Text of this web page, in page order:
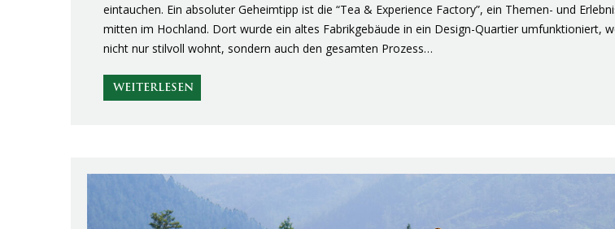
eintauchen. Ein absoluter Geheimtipp ist die “Tea & Experience Factory”, ein Themen- und
mitten im Hochland. Dort wurde ein altes Fabrikgebäude in ein Design-Quartier umfunktioniert,
nicht nur stilvoll wohnt, sondern auch den gesamten Prozess…
WEITERLESEN